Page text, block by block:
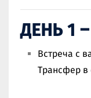
ДЕНЬ 1
Встреча с
Трансфер в